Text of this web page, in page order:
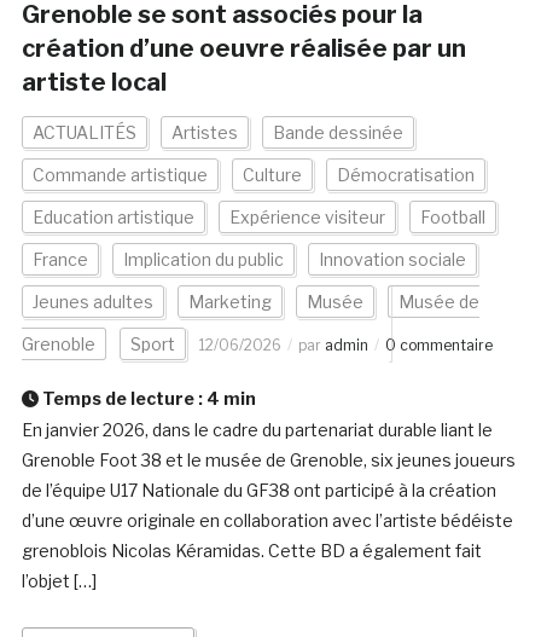
Grenoble se sont associés pour la
création d’une oeuvre réalisée par un
artiste local
ACTUALITÉS Artistes Bande dessinée
Commande artistique Culture Démocratisation
Education artistique Expérience visiteur Football
France Implication du public Innovation sociale
Jeunes adultes Marketing Musée Musée de
Grenoble Sport 12/06/2026 par admin 0 commentaire
Temps de lecture : 4 min
En janvier 2026, dans le cadre du partenariat durable liant le
Grenoble Foot 38 et le musée de Grenoble, six jeunes joueurs
de l’équipe U17 Nationale du GF38 ont participé à la création
d’une œuvre originale en collaboration avec l’artiste bédéiste
grenoblois Nicolas Kéramidas. Cette BD a également fait
l’objet […]